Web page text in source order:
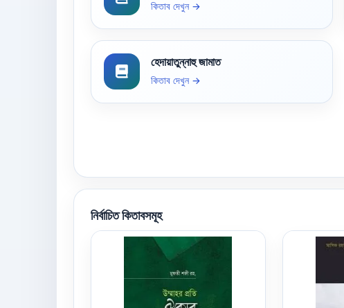
কিতাব দেখুন →
হেদায়াতুন্নাহু জামাত
কিতাব দেখুন →
নির্বাচিত কিতাবসমূহ